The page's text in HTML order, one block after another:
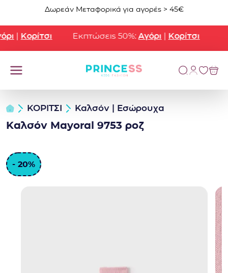
Μετάβαση στο περιεχόμενο
Δωρεάν Μεταφορικά για αγορές > 45€
|Κορίτσι Εκπτώσεις 50%:Αγόρι|Κορίτσι
ΚΟΡΙΤΣΙ Καλσόν | Εσώρουχα
Καλσόν Mayoral 9753 ροζ
- 20%